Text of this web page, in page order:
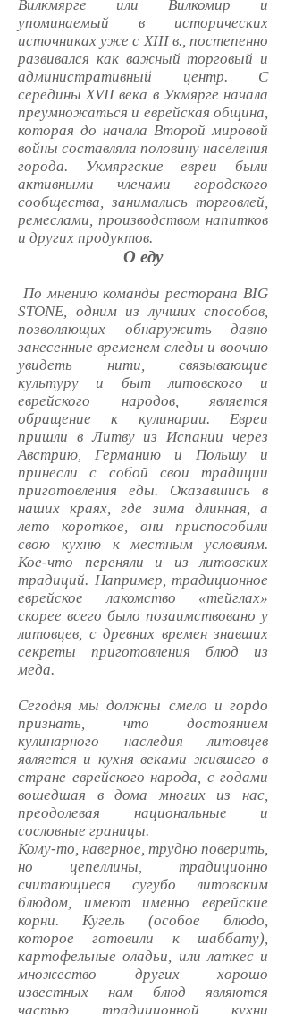
Вилкмярге или Вилкомир и
упоминаемый в исторических
источниках уже с XIII в., постепенно
развивался как важный торговый и
административный центр. С
середины XVII века в Укмярге начала
преумножаться и еврейская община,
которая до начала Второй мировой
войны составляла половину населения
города. Укмяргские евреи были
активными членами городского
сообщества, занимались торговлей,
ремеслами, производством напитков
и других продуктов.
O едy
По мнению команды ресторана BIG
STONE, одним из лучших способов,
позволяющих обнаружить давно
занесенные временем следы и воочию
увидеть нити, связывающие
культуру и быт литовского и
еврейского народов, является
обращение к кулинарии. Евреи
пришли в Литву из Испании через
Австрию, Германию и Польшу и
принесли с собой свои традиции
приготовления еды. Оказавшись в
наших краях, где зима длинная, а
лето короткое, они приспособили
свою кухню к местным условиям.
Кое-что переняли и из литовских
традиций. Например, традиционное
еврейское лакомство «тейглах»
скорее всего было позаимствовано у
литовцев, с древних времен знавших
секреты приготовления блюд из
меда.
Сегодня мы должны смело и гордо
признать, что достоянием
кулинарного наследия литовцев
является и кухня веками жившего в
стране еврейского народа, с годами
вошедшая в дома многих из нас,
преодолевая национальные и
сословные границы.
Кому-то, наверное, трудно поверить,
но цепеллины, традиционно
считающиеся сугубо литовским
блюдом, имеют именно еврейские
корни. Кугель (особое блюдо,
которое готовили к шаббату),
картофельные оладьи, или латкес и
множество других хорошо
известных нам блюд являются
частью традиционной кухни